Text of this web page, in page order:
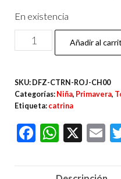
En existencia
Vestido
Infantil
Rojo
Brillante
Añadir al
SKU: DFZ-CTRN-ROJ-CH00
Categorías: Niña, Primavera,
Etiqueta: catrina
F
W
at
X
E